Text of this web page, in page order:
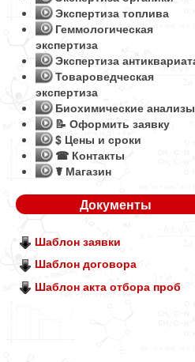
Экспертиза топлива
Геммологическая
экспертиза
Экспертиза
Товароведческая
экспертиза
Биохимические анализы
📝 Оформить заявку
$ Цены и сроки
☎ Контакты
☤ Магазин
Документы
Шаблон заявки
Шаблон договора
Шаблон акта отбора проб